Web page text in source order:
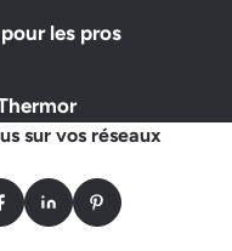
les pros
sur vos réseaux
LinkedInPinterest